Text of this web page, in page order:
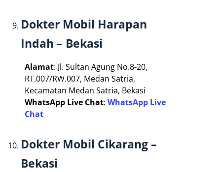
Dokter Mobil Harapan
Indah – Bekasi
Alamat: Jl. Sultan Agung No.8-20,
RT.007/RW.007, Medan Satria,
Kecamatan Medan Satria, Bekasi
WhatsApp Live Chat: WhatsApp Live
Chat
Dokter Mobil Cikarang –
Bekasi